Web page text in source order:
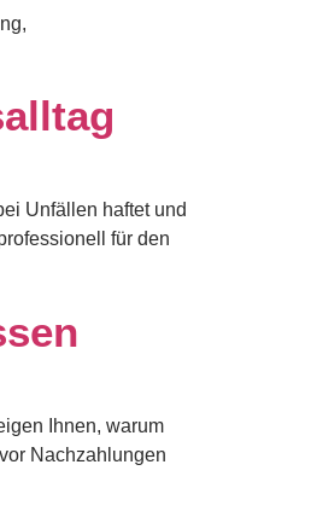
Unfällen haftet und
für den
Ihnen, warum
Nachzahlungen